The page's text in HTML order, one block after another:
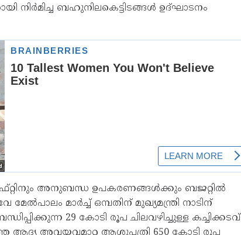
നിർമിച്ച ബഹുനിലകെട്ടിടങ്ങൾ ഉദ്ഘാടനം
അനുബന്ധ ഉപകരണങ്ങൾക്കും ബജറ്റിൽ
മാർച്ച് ഒമ്പതിന് മുഖ്യമന്ത്രി നാടിന്
29 കോടി രൂപ ചിലവഴിച്ചുള്ള കച്ചിക്കടവ്
ആദ്യ അവയവമാറ്റ ആശുപത്രി 650 കോടി രൂപ